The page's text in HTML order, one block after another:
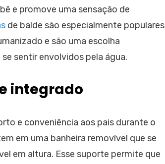
e promove uma sensação de
de balde são especialmente populares
e são uma escolha
sentir envolvidos pela água.
integrado
e conveniência aos pais durante o
em uma banheira removível que se
em altura. Esse suporte permite que